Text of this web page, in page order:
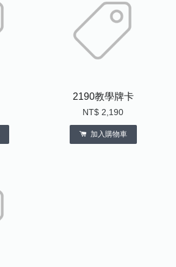
2190教學牌卡
NT$ 2,190
加入購物車